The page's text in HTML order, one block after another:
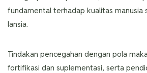
fundamental terhadap kualitas manusia
lansia.
Tindakan pencegahan dengan pola
fortifikasi dan suplementasi, serta